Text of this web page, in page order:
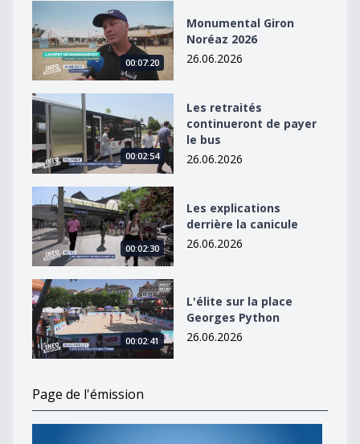
Monumental Giron Noréaz 2026
00:07:20
Monumental Giron
Noréaz 2026
26.06.2026
Les retraités continueront de payer le bus
00:02:54
Les retraités
continueront de payer
le bus
26.06.2026
Les explications derrière la canicule
00:02:30
Les explications
derrière la canicule
26.06.2026
L&#039;élite sur la place Georges Python
00:02:41
L'élite sur la place
Georges Python
26.06.2026
Page de l'émission